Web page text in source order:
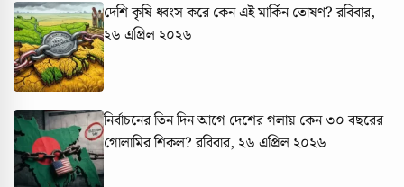
দেশি কৃষি ধ্বংস করে কেন এই মার্কিন তোষণ? রবিবার,
২৬ এপ্রিল ২০২৬
নির্বাচনের তিন দিন আগে দেশের গলায় কেন ৩০ বছরের
গোলামির শিকল? রবিবার, ২৬ এপ্রিল ২০২৬